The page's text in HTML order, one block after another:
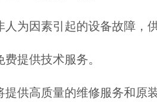
为因素引起的设备故障，
提供技术服务。
供高质量的维修服务和原